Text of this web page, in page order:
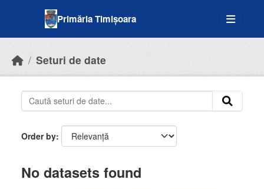
Primăria Timișoara
Seturi de date
Order by
No datasets found